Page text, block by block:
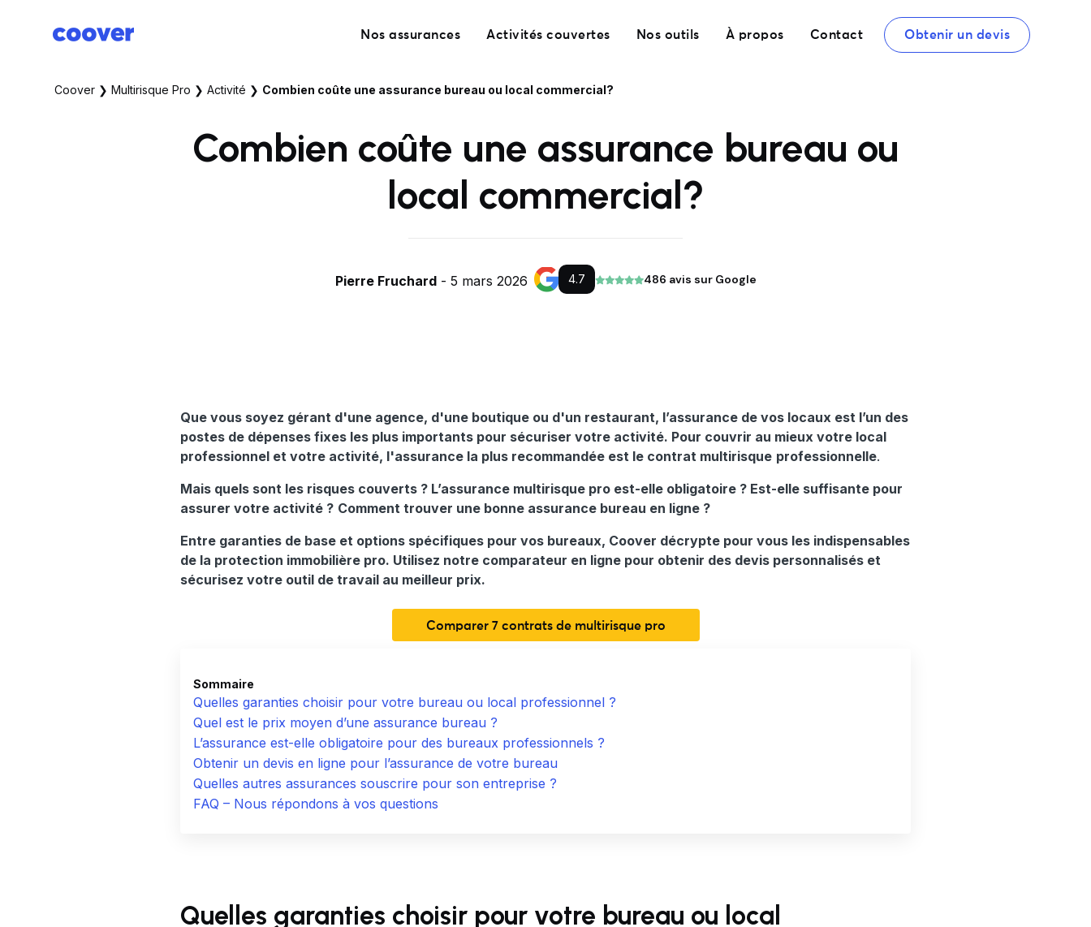
Nos assurances Activités couvertes Nos outils À propos Contact Obtenir un devis
Coover ❯ Multirisque Pro ❯ Activité ❯ Combien coûte une assurance bureau ou local commercial?
Combien coûte une assurance bureau ou
local commercial?
Pierre Fruchard- 5 mars 2026 4.7 486 avis sur Google
Que vous soyez gérant d'une agence, d'une boutique ou d'un restaurant, l’assurance de vos locaux est l’un des
postes de dépenses fixes les plus importants pour sécuriser votre activité. Pour couvrir au mieux votre local
professionnel et votre activité, l'assurance la plus recommandée est le contrat multirisque professionnelle.
Mais quels sont les risques couverts ? L’assurance multirisque pro est-elle obligatoire ? Est-elle suffisante pour
assurer votre activité ? Comment trouver une bonne assurance bureau en ligne ?
Entre garanties de base et options spécifiques pour vos bureaux, Coover décrypte pour vous les indispensables
de la protection immobilière pro. Utilisez notre comparateur en ligne pour obtenir des devis personnalisés et
sécurisez votre outil de travail au meilleur prix.
Comparer 7 contrats de multirisque pro
Sommaire
Quelles garanties choisir pour votre bureau ou local professionnel ?
Quel est le prix moyen d’une assurance bureau ?
L’assurance est-elle obligatoire pour des bureaux professionnels ?
Obtenir un devis en ligne pour l’assurance de votre bureau
Quelles autres assurances souscrire pour son entreprise ?
FAQ – Nous répondons à vos questions
Quelles garanties choisir pour votre bureau ou local